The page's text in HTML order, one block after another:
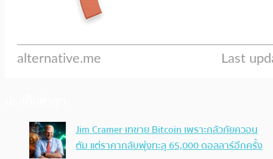
Jim Cramer เทขาย Bitcoin เพราะกลัวภัยควอน
ตัม แต่ราคากลับพุ่งทะลุ 65,000 ดอลลาร์อีกครั้ง